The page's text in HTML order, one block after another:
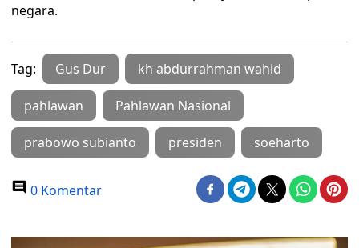
negara.
Tag: Gus Dur kh abdurrahman wahid
pahlawan Pahlawan Nasional
prabowo subianto presiden soeharto
0 Komentar